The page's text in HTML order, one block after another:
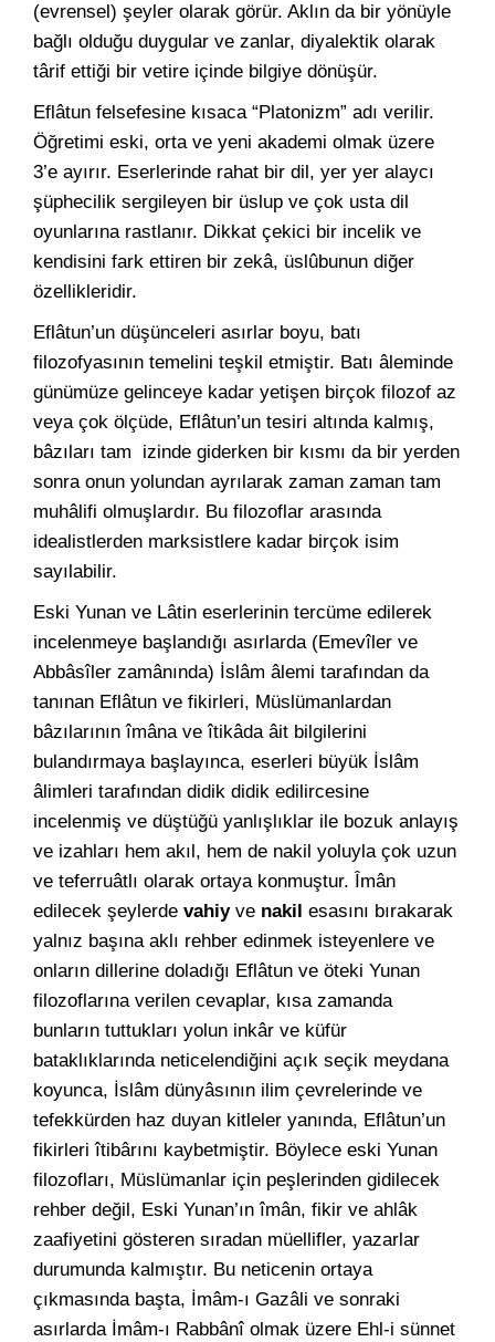
(evrensel) şeyler olarak görür. Aklın da bir yönüyle
bağlı olduğu duygular ve zanlar, diyalektik olarak
târif ettiği bir vetire içinde bilgiye dönüşür.
Eflâtun felsefesine kısaca “Platonizm” adı verilir.
Öğretimi eski, orta ve yeni akademi olmak üzere
3’e ayırır. Eserlerinde rahat bir dil, yer yer alaycı
şüphecilik sergileyen bir üslup ve çok usta dil
oyunlarına rastlanır. Dikkat çekici bir incelik ve
kendisini fark ettiren bir zekâ, üslûbunun diğer
özellikleridir.
Eflâtun’un düşünceleri asırlar boyu, batı
filozofyasının temelini teşkil etmiştir. Batı âleminde
günümüze gelinceye kadar yetişen birçok filozof az
veya çok ölçüde, Eflâtun’un tesiri altında kalmış,
bâzıları tam izinde giderken bir kısmı da bir yerden
sonra onun yolundan ayrılarak zaman zaman tam
muhâlifi olmuşlardır. Bu filozoflar arasında
idealistlerden marksistlere kadar birçok isim
sayılabilir.
Eski Yunan ve Lâtin eserlerinin tercüme edilerek
incelenmeye başlandığı asırlarda (Emevîler ve
Abbâsîler zamânında) İslâm âlemi tarafından da
tanınan Eflâtun ve fikirleri, Müslümanlardan
bâzılarının îmâna ve îtikâda âit bilgilerini
bulandırmaya başlayınca, eserleri büyük İslâm
âlimleri tarafından didik didik edilircesine
incelenmiş ve düştüğü yanlışlıklar ile bozuk anlayış
ve izahları hem akıl, hem de nakil yoluyla çok uzun
ve teferruâtlı olarak ortaya konmuştur. Îmân
edilecek şeylerde vahiyve nakil esasını bırakarak
yalnız başına aklı rehber edinmek isteyenlere ve
onların dillerine doladığı Eflâtun ve öteki Yunan
filozoflarına verilen cevaplar, kısa zamanda
bunların tuttukları yolun inkâr ve küfür
bataklıklarında neticelendiğini açık seçik meydana
koyunca, İslâm dünyâsının ilim çevrelerinde ve
tefekkürden haz duyan kitleler yanında, Eflâtun’un
fikirleri îtibârını kaybetmiştir. Böylece eski Yunan
filozofları, Müslümanlar için peşlerinden gidilecek
rehber değil, Eski Yunan’ın îmân, fikir ve ahlâk
zaafiyetini gösteren sıradan müellifler, yazarlar
durumunda kalmıştır. Bu neticenin ortaya
çıkmasında başta, İmâm-ı Gazâli ve sonraki
asırlarda İmâm-ı Rabbânî olmak üzere Ehl-i sünnet